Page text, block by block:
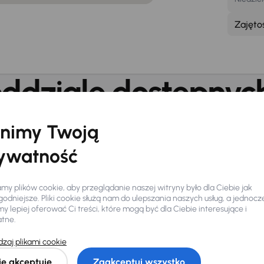
o
samochodów z dożywotnią
z gwarancją
36 miesięcy
samochodówchętnie
do Bydgoszczy.
Twoją
plików cookie, aby przeglądanie naszej witryny było dla Ciebie jak
Pliki cookie służą nam do ulepszania naszych usług, a
lepiej oferować Ci treści, które mogą być dla Ciebie interesujące i
plikami cookie
akceptuję Zaakceptuj wszystko